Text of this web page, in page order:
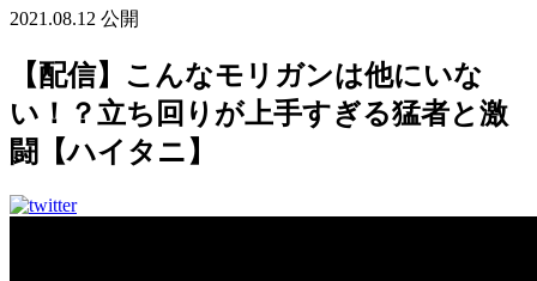
2021.08.12 公開
【配信】こんなモリガンは他にいな
い！？立ち回りが上手すぎる猛者と激
闘【ハイタニ】